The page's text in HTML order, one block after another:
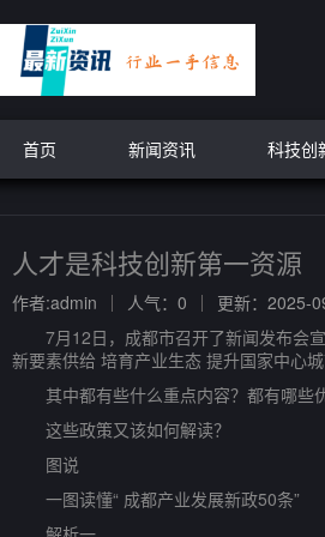
首页 新闻资讯 科技创
人才是科技创新第一资源
作者:admin 人气：0
更新：2025-
7月12日，成都市召开了新闻发布会宣
新要素供给 培育产业生态 提升国家中心
其中都有些什么重点内容？都有哪些
这些政策又该如何解读？
图说
一图读懂“ 成都产业发展新政50条”